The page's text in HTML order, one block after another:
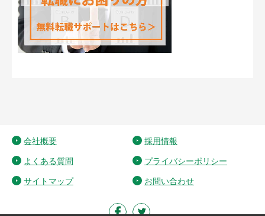
会社概要 採用情報
よくある質問 プライバシーポリシー
サイトマップ お問い合わせ